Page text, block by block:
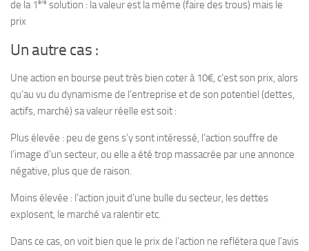
de la 1ère solution : la valeur est la même (faire des trous) mais le
prix
Un autre cas :
Une action en bourse peut très bien coter à 10€, c’est son prix, alors
qu’au vu du dynamisme de l’entreprise et de son potentiel (dettes,
actifs, marché) sa valeur réelle est soit :
Plus élevée : peu de gens s’y sont intéressé, l’action souffre de
l’image d’un secteur, ou elle a été trop massacrée par une annonce
négative, plus que de raison.
Moins élevée : l’action jouit d’une bulle du secteur, les dettes
explosent, le marché va ralentir etc.
Dans ce cas, on voit bien que le prix de l’action ne reflétera que l’avis